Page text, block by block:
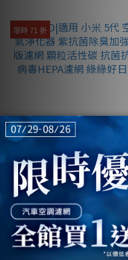
限時 71 折
含RFID|適用 小米 5代 空
氣淨化器 紫抗菌除臭加
強版濾網 顆粒活性碳 抗
菌抗病毒HEPA濾網 綠綠
好日
NT$785
NT$1,100